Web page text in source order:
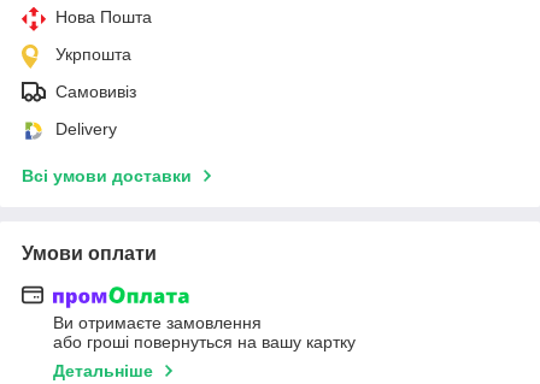
Нова Пошта
Укрпошта
Самовивіз
Delivery
Всі умови доставки
Умови оплати
Ви отримаєте замовлення
або гроші повернуться на вашу картку
Детальніше